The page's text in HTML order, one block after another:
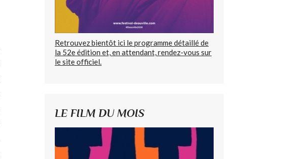
Retrouvez bientôt ici le programme détaillé de
la 52e édition et, en attendant, rendez-vous sur
le site officiel.
LE FILM DU MOIS